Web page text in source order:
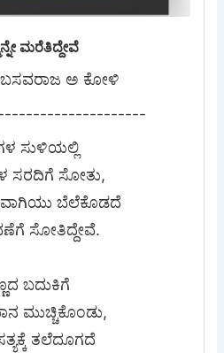
ಮರೆತಿದ್ದೇವೆ
ಬಸವರಾಜ ಅ ಕೋಳಿ
ಸುಳಿಯಲ್ಲಿ
ಸರದಿಗೆ ಸೋತು,
ಬೆಲೆಕೊಡದೆ
ಸೋತಿದ್ದೇವೆ.
ಬದುಕಿಗೆ
ಮುಚ್ಚಿಕೊಂಡು,
ತಲೆದೂಗದೆ